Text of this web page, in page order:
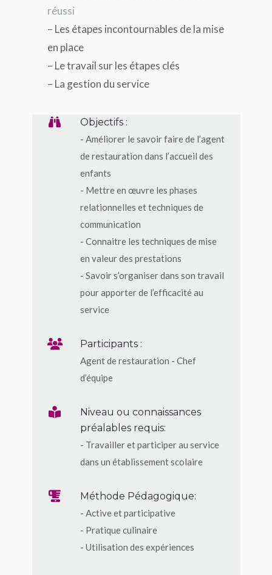
réussi
– Les étapes incontournables de la mise
en place
– Le travail sur les étapes clés
– La gestion du service
Objectifs :
- Améliorer le savoir faire de l’agent
de restauration dans l’accueil des
enfants
- Mettre en œuvre les phases
relationnelles et techniques de
communication
- Connaitre les techniques de mise
en valeur des prestations
- Savoir s’organiser dans son travail
pour apporter de l’efficacité au
service
Participants :
Agent de restauration - Chef
d’équipe
Niveau ou connaissances
préalables requis:
- Travailler et participer au service
dans un établissement scolaire
Méthode Pédagogique:
- Active et participative
- Pratique culinaire
- Utilisation des expériences